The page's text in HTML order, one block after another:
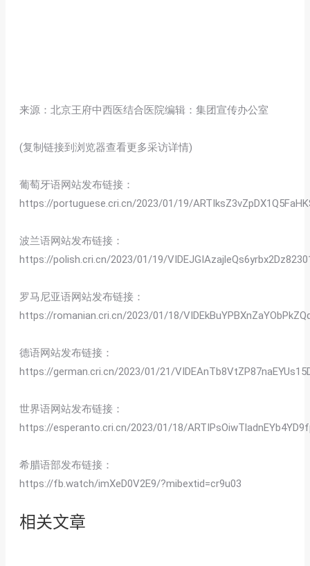
来源：北京王府中西医结合医院编辑：集团宣传办公室
(复制链接到浏览器查看更多采访详情)
葡萄牙语网站发布链接：
https://portuguese.cri.cn/2023/01/19/
波兰语网站发布链接：
https://polish.cri.cn/2023/01/19/
罗马尼亚语网站发布链接：
https://romanian.cri.cn/2023/01/18/
德语网站发布链接：
https://german.cri.cn/2023/01/21/
世界语网站发布链接：
https://esperanto.cri.cn/2023/01/18/
希腊语部发布链接：
https://fb.watch/imXeD0V2E9/?mibextid=cr9u03
相关文章